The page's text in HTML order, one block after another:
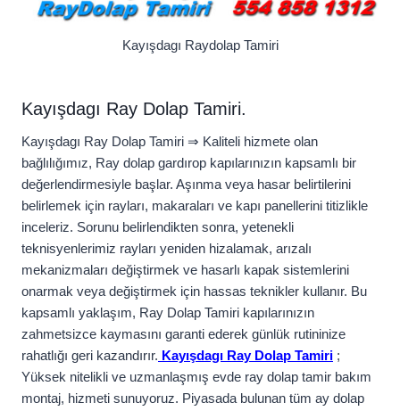
Kayışdagı Raydolap Tamiri
Kayışdagı Ray Dolap Tamiri.
Kayışdagı Ray Dolap Tamiri ⇒ Kaliteli hizmete olan
bağlılığımız, Ray dolap gardırop kapılarınızın kapsamlı bir
değerlendirmesiyle başlar. Aşınma veya hasar belirtilerini
belirlemek için rayları, makaraları ve kapı panellerini titizlikle
inceleriz. Sorunu belirlendikten sonra, yetenekli
teknisyenlerimiz rayları yeniden hizalamak, arızalı
mekanizmaları değiştirmek ve hasarlı kapak sistemlerini
onarmak veya değiştirmek için hassas teknikler kullanır. Bu
kapsamlı yaklaşım, Ray Dolap Tamiri kapılarınızın
zahmetsizce kaymasını garanti ederek günlük rutininize
rahatlığı geri kazandırır. Kayışdagı Ray Dolap Tamiri ;
Yüksek nitelikli ve uzmanlaşmış evde ray dolap tamir bakım
montaj, hizmeti sunuyoruz. Piyasada bulunan tüm ay dolap